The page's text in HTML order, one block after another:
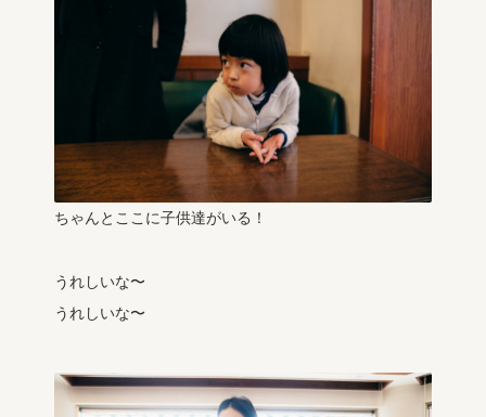
ちゃんとここに子供達がいる！
うれしいな〜
うれしいな〜